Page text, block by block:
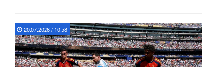
20.07.2026 / 10:58